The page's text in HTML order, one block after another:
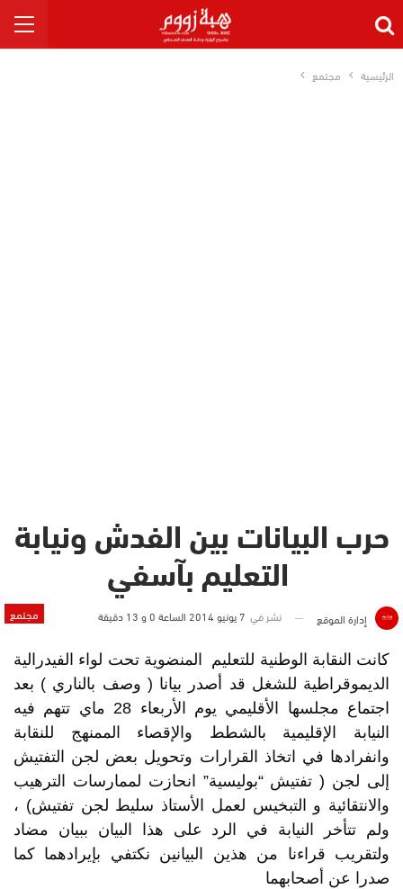
الرئيسية مجتمع
حرب البيانات بين الفدش ونيابة
التعليم بآسفي
مجتمع إدارة الموقع نشر في 7 يونيو 2014 الساعة 0 و 13 دقيقة
كانت النقابة الوطنية للتعليم المنضوية تحت لواء الفيدرالية
الديموقراطية للشغل قد أصدر بيانا ( وصف بالناري ) بعد
اجتماع مجلسها الأقليمي يوم الأربعاء 28 ماي تتهم فيه
النيابة الإقليمية بالشطط والإقصاء الممنهج للنقابة
وانفرادها في اتخاذ القرارات وتحويل بعض لجن التفتيش
إلى لجن ( تفتيش “بوليسية” انحازت لممارسات الترهيب
والانتقائية و التبخيس لعمل الأستاذ سليط لجن تفتيش) ،
ولم تتأخر النيابة في الرد على هذا البيان ببيان مضاد
ولتقريب قراءنا من هذين البيانين نكتفي بإيرادهما كما
صدرا عن أصحابهما